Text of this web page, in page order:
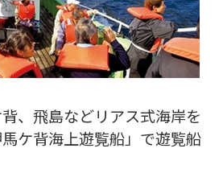
、飛島などリアス式海岸を
ケ背海上遊覧船」で遊覧船